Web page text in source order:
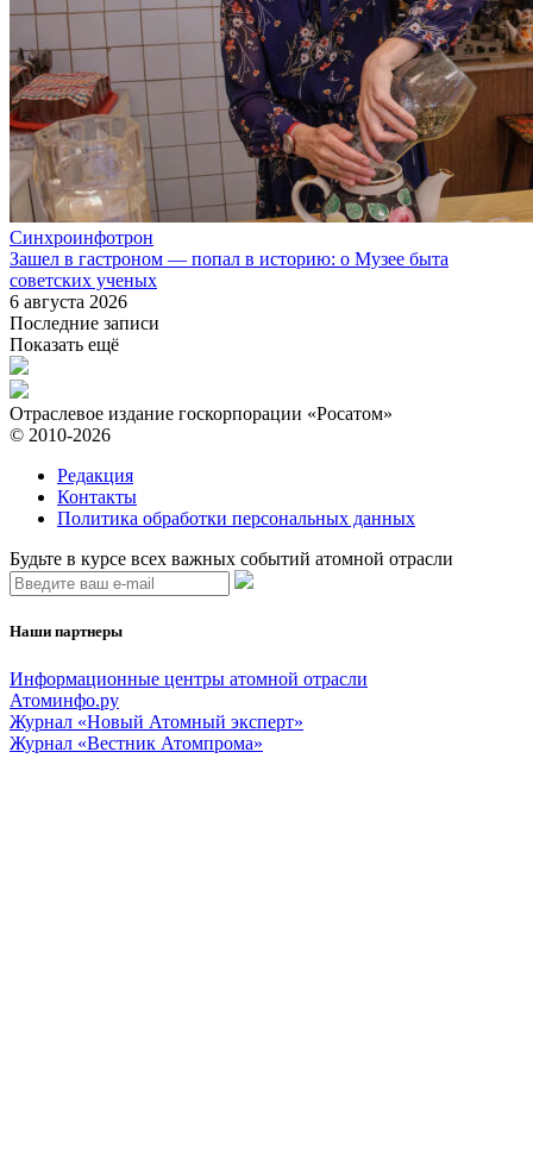
Синхроинфотрон
Зашел в гастроном — попал в историю: о Музее быта
советских ученых
6 августа 2026
Последние записи
Показать ещё
Отраслевое издание госкорпорации «Росатом»
© 2010-2026
Редакция
Контакты
Политика обработки персональных данных
Будьте в курсе всех важных событий атомной отрасли
Наши партнеры
Информационные центры атомной отрасли
Атоминфо.ру
Журнал «Новый Атомный эксперт»
Журнал «Вестник Атомпрома»